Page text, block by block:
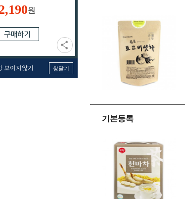
원
보이지않기 창닫기
기본등록